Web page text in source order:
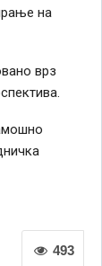
на
врз
493